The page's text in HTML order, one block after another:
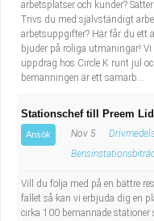
arbetsplatser och kunder?
Trivs du med självständigt
arbetsuppgifter? Här får du ett
bjuder på roliga utmaningar!
uppdrag hos Circle K runt jul
bemanningen är ett samarb...
Stationschef till Preem
Ansök Nov 5
Vill du följa med på en bättre
fallet så kan vi erbjuda dig en
cirka 100 bemannade